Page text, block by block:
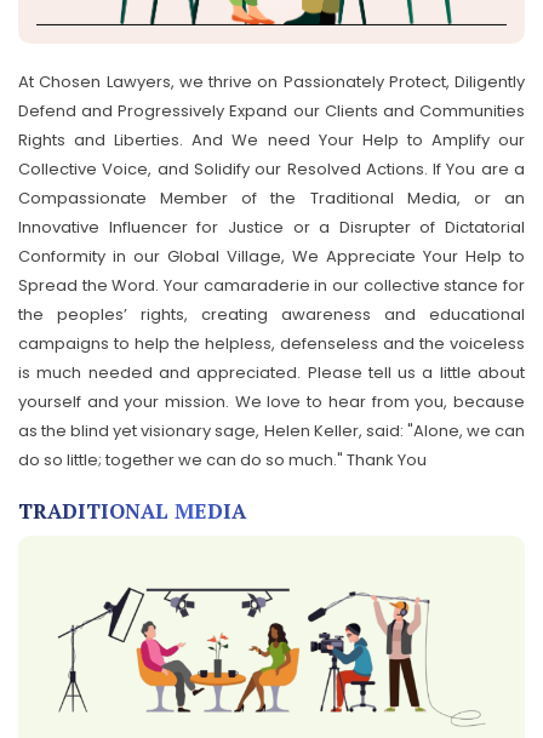
At Chosen Lawyers, we thrive on Passionately Protect, Diligently
Defend and Progressively Expand our Clients and Communities
Rights and Liberties. And We need Your Help to Amplify our
Collective Voice, and Solidify our Resolved Actions. If You are a
Compassionate Member of the Traditional Media, or an
Innovative Influencer for Justice or a Disrupter of Dictatorial
Conformity in our Global Village, We Appreciate Your Help to
Spread the Word. Your camaraderie in our collective stance for
the peoples’ rights, creating awareness and educational
campaigns to help the helpless, defenseless and the voiceless
is much needed and appreciated. Please tell us a little about
yourself and your mission. We love to hear from you, because
as the blind yet visionary sage, Helen Keller, said: "Alone, we can
do so little; together we can do so much." Thank You
TRADITIONAL MEDIA